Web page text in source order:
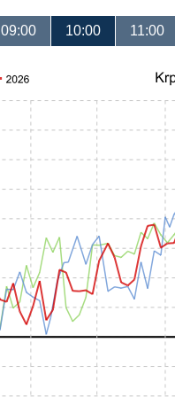
09:00 10:00 11:00